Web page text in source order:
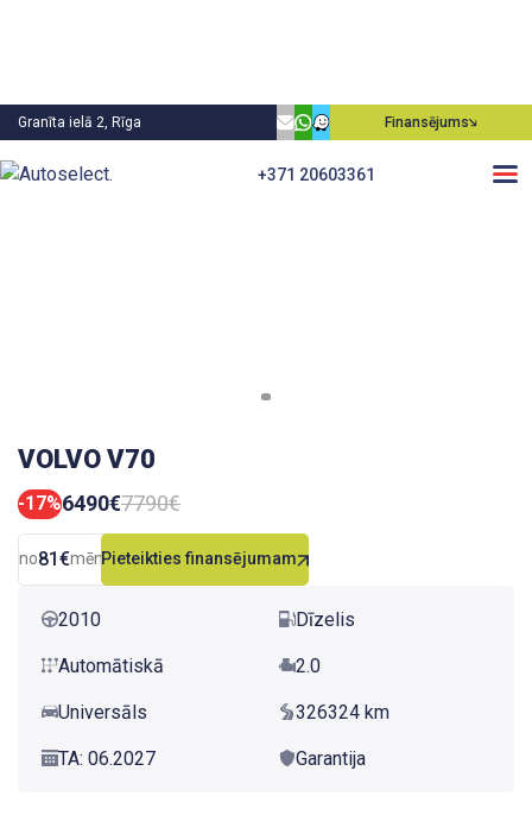
Granīta ielā 2, Rīga Finansējums
+371 20603361
VOLVO V70
-17%6490€7790€
no81€mēn.Pieteikties finansējumam
2010 Dīzelis
Automātiskā 2.0
Universāls 326324 km
TA: 06.2027 Garantija